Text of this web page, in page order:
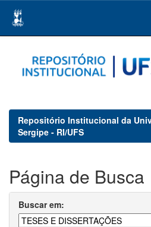
navigation
Repositório Institucional da
Sergipe - RI/UFS
Página de Busca
Buscar em: